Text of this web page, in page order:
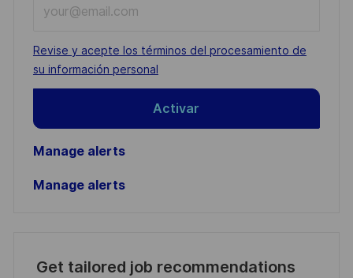
Email
address
(Required)
Required
Revise y acepte los términos del procesamiento de
su información personal
Activar
Manage alerts
Manage alerts
Get tailored job recommendations